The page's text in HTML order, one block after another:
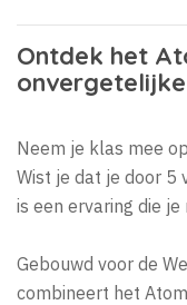
Ontdek het
Neem je klas mee
Wist je dat je door 5
is een ervaring die
Gebouwd voor de
combineert het